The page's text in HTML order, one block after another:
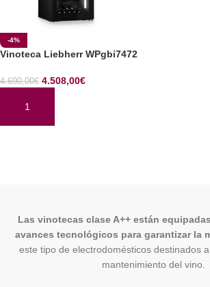
-4%
Vinoteca Liebherr WPgbi7472
4.690,00€ 4.508,00€
AÑADIR AL CARRITO
Las vinotecas clase A++ están
avances tecnológicos para garantizar la
este tipo de electrodomésticos destinados
mantenimiento del vino.